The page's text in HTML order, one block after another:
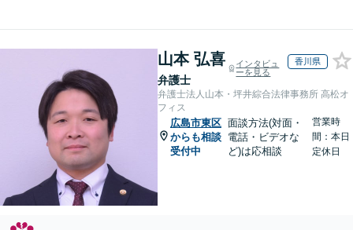
山本 弘喜
弁護士
インタビュ
ーを見る
香川県
弁護士法人山本・坪井綜合法律事務所 高松オ
フィス
広島市東区
からも相談
受付中
面談方法(対面・
電話・ビデオな
ど)は応相談
営業時
間：本日
定休日